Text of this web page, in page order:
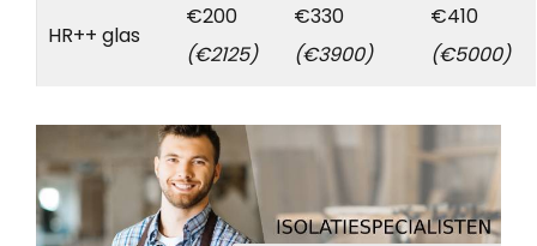
HR++ glas
€200
(€2125)
€330
(€3900)
€410
(€5000)